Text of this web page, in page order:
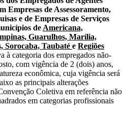
Empresas de Assessoramento,
e de Empresas de Serviços
deAmericana,
Guarulhos, Marília,
Sorocaba, Taubaté e Regiões
à categoria dos empregados não-
com vigência de 2 (dois) anos,
econômica, cuja vigência será
as principais alterações
Coletiva em referência não
em categorias profissionais